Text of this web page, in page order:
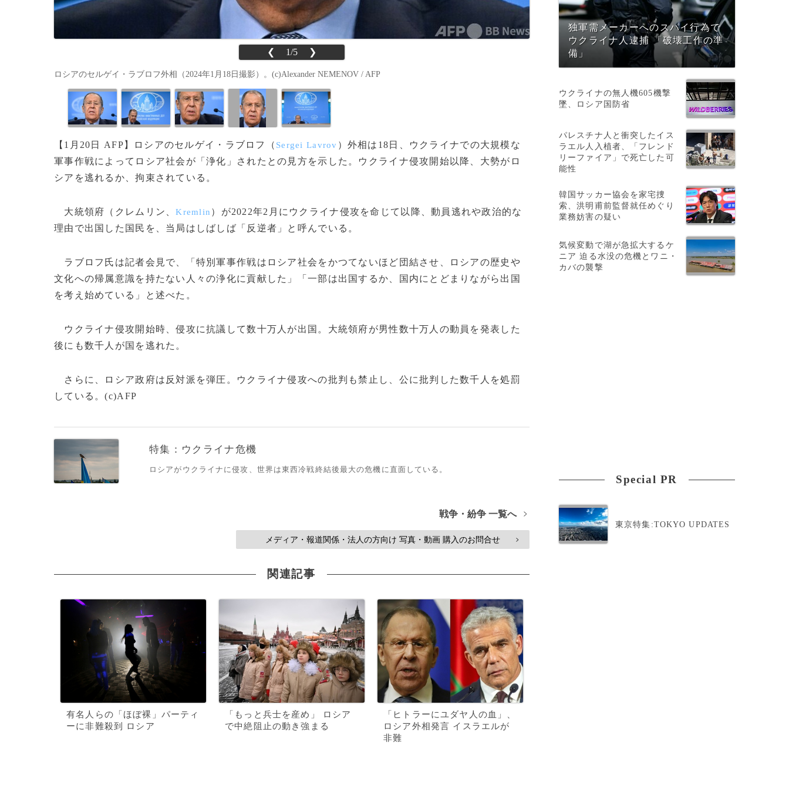
❮ 1/5 ❯
ロシアのセルゲイ・ラブロフ外相（2024年1月18日撮影）。(c)Alexander NEMENOV / AFP
【1月20日 AFP】ロシアのセルゲイ・ラブロフ（ Sergei Lavrov ）外相は18日、ウクライナでの大規模な
軍事作戦によってロシア社会が「浄化」されたとの見方を示した。ウクライナ侵攻開始以降、大勢がロ
シアを逃れるか、拘束されている。
大統領府（クレムリン、Kremlin ）が2022年2月にウクライナ侵攻を命じて以降、動員逃れや政治的な
理由で出国した国民を、当局はしばしば「反逆者」と呼んでいる。
ラブロフ氏は記者会見で、「特別軍事作戦はロシア社会をかつてないほど団結させ、ロシアの歴史や
文化への帰属意識を持たない人々の浄化に貢献した」「一部は出国するか、国内にとどまりながら出国
を考え始めている」と述べた。
ウクライナ侵攻開始時、侵攻に抗議して数十万人が出国。大統領府が男性数十万人の動員を発表した
後にも数千人が国を逃れた。
さらに、ロシア政府は反対派を弾圧。ウクライナ侵攻への批判も禁止し、公に批判した数千人を処罰
している。(c)AFP
特集：ウクライナ危機
ロシアがウクライナに侵攻、世界は東西冷戦終結後最大の危機に直面している。
戦争・紛争 一覧へ >
メディア・報道関係・法人の方向け 写真・動画 購入のお問合せ >
関連記事
有名人らの「ほぼ裸」パーティ
ーに非難殺到 ロシア
「もっと兵士を産め」 ロシア
で中絶阻止の動き強まる
「ヒトラーにユダヤ人の血」、
ロシア外相発言 イスラエルが
非難
独軍需メーカーへのスパイ行為で
ウクライナ人逮捕 「破壊工作の準
備」
ウクライナの無人機605機撃
墜、ロシア国防省
パレスチナ人と衝突したイス
ラエル人入植者、「フレンド
リーファイア」で死亡した可
能性
韓国サッカー協会を家宅捜
索、洪明甫前監督就任めぐり
業務妨害の疑い
気候変動で湖が急拡大するケ
ニア 迫る水没の危機とワニ・
カバの襲撃
Special PR
東京特集:TOKYO UPDATES